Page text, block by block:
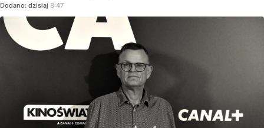
Dodano: dzisiaj 8:47